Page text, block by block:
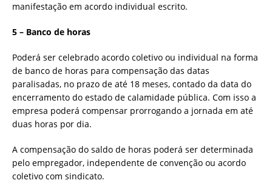
manifestação em acordo individual escrito.
5 – Banco de horas
Poderá ser celebrado acordo coletivo ou individual na forma
de banco de horas para compensação das datas
paralisadas, no prazo de até 18 meses, contado da data do
encerramento do estado de calamidade pública. Com isso a
empresa poderá compensar prorrogando a jornada em até
duas horas por dia.
A compensação do saldo de horas poderá ser determinada
pelo empregador, independente de convenção ou acordo
coletivo com sindicato.